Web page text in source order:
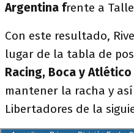
Argentina frente a
Con este resultado,
lugar de la tabla de
Racing, Boca y Atlético
mantener la racha y
Libertadores de la